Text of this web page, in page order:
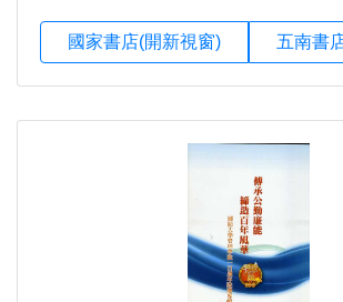
國家書店(開新視窗) 五南書